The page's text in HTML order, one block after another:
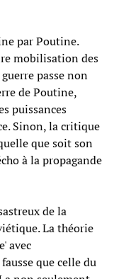
par Poutine.
mobilisation des
passe non
de Poutine,
puissances
Sinon, la critique
que soit son
à la propagande
de la
La théorie
avec
que celle du